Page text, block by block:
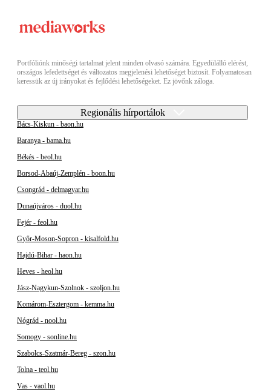
Portfóliónk minőségi tartalmat jelent minden olvasó számára. Egyedülálló elérést,
országos lefedettséget és változatos megjelenési lehetőséget biztosít. Folyamatosan
keressük az új irányokat és fejlődési lehetőségeket. Ez jövőnk záloga.
Regionális hírportálok
Bács-Kiskun - baon.hu
Baranya - bama.hu
Békés - beol.hu
Borsod-Abaúj-Zemplén - boon.hu
Csongrád - delmagyar.hu
Dunaújváros - duol.hu
Fejér - feol.hu
Győr-Moson-Sopron - kisalfold.hu
Hajdú-Bihar - haon.hu
Heves - heol.hu
Jász-Nagykun-Szolnok - szoljon.hu
Komárom-Esztergom - kemma.hu
Nógrád - nool.hu
Somogy - sonline.hu
Szabolcs-Szatmár-Bereg - szon.hu
Tolna - teol.hu
Vas - vaol.hu